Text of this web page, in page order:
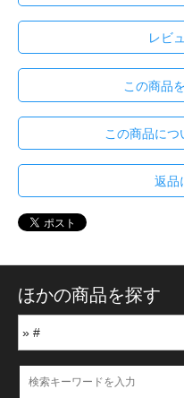
レビ
この商品
この商品につ
返品
ほかの商品を探す